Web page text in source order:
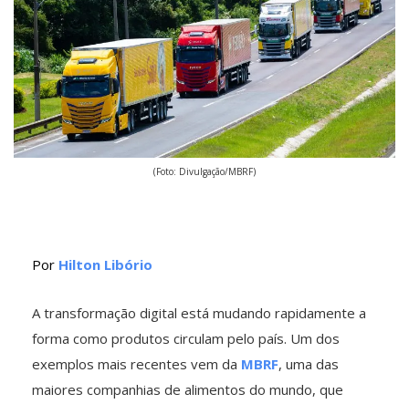
(Foto: Divulgação/MBRF)
Por Hilton Libório
A transformação digital está mudando rapidamente a
forma como produtos circulam pelo país. Um dos
exemplos mais recentes vem da MBRF, uma das
maiores companhias de alimentos do mundo, que